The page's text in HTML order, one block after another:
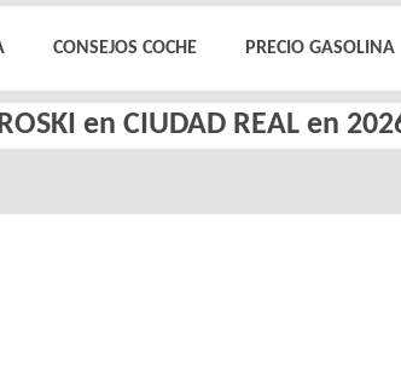
CONSEJOS COCHE PRECIO GASOLINA
en CIUDAD REAL en